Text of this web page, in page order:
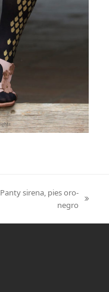
Panty sirena, pies oro-
negro